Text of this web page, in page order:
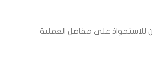
للاستحواذ على مفاصل العملية